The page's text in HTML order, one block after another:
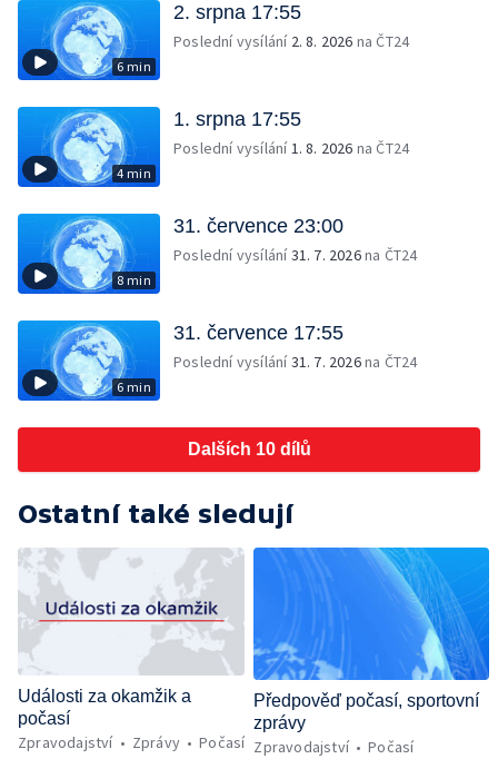
6 min
2. srpna 17:55
Poslední vysílání 2. 8. 2026 na ČT24
4 min
1. srpna 17:55
Poslední vysílání1. 8. 2026 na ČT24
8 min
31. července 23:00
Poslední vysílání31. 7. 2026na ČT24
6 min
31. července 17:55
Poslední vysílání31. 7. 2026na ČT24
Dalších 10 dílů
Ostatní také sledují
Události za okamžik a
počasí
Zpravodajství Zprávy Počasí
Předpověď počasí, sportovní
zprávy
Zpravodajství Počasí